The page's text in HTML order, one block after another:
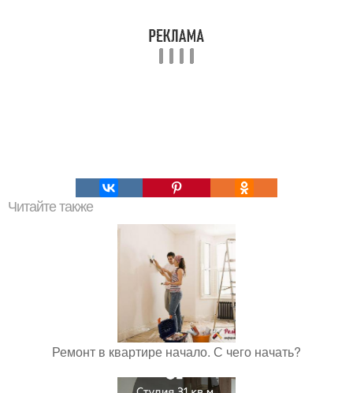
Читайте также
Ремонт в квартире начало. С чего начать?